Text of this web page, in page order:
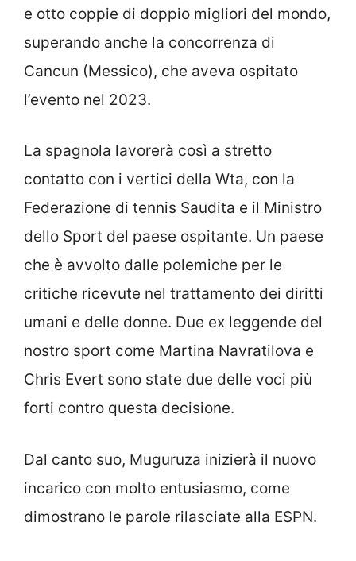
e otto coppie di doppio migliori del mondo,
superando anche la concorrenza di
Cancun (Messico), che aveva ospitato
l’evento nel 2023.
La spagnola lavorerà così a stretto
contatto con i vertici della Wta, con la
Federazione di tennis Saudita e il Ministro
dello Sport del paese ospitante. Un paese
che è avvolto dalle polemiche per le
critiche ricevute nel trattamento dei diritti
umani e delle donne. Due ex leggende del
nostro sport come Martina Navratilova e
Chris Evert sono state due delle voci più
forti contro questa decisione.
Dal canto suo, Muguruza inizierà il nuovo
incarico con molto entusiasmo, come
dimostrano le parole rilasciate alla ESPN.